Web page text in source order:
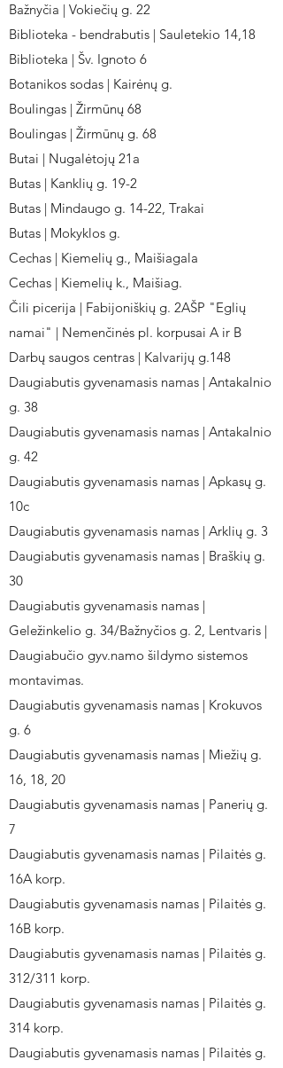
Bažnyčia | Vokiečių g. 22
Biblioteka - bendrabutis | Sauletekio 14,18
Biblioteka | Šv. Ignoto 6
Botanikos sodas | Kairėnų g.
Boulingas | Žirmūnų 68
Boulingas | Žirmūnų g. 68
Butai | Nugalėtojų 21a
Butas | Kanklių g. 19-2
Butas | Mindaugo g. 14-22, Trakai
Butas | Mokyklos g.
Cechas | Kiemelių g., Maišiagala
Cechas | Kiemelių k., Maišiag.
Čili picerija | Fabijoniškių g. 2AŠP "Eglių
namai" | Nemenčinės pl. korpusai A ir B
Darbų saugos centras | Kalvarijų g.148
Daugiabutis gyvenamasis namas | Antakalnio
g. 38
Daugiabutis gyvenamasis namas | Antakalnio
g. 42
Daugiabutis gyvenamasis namas | Apkasų g.
10c
Daugiabutis gyvenamasis namas | Arklių g. 3
Daugiabutis gyvenamasis namas | Braškių g.
30
Daugiabutis gyvenamasis namas |
Geležinkelio g. 34/Bažnyčios g. 2, Lentvaris |
Daugiabučio gyv.namo šildymo sistemos
montavimas.
Daugiabutis gyvenamasis namas | Krokuvos
g. 6
Daugiabutis gyvenamasis namas | Miežių g.
16, 18, 20
Daugiabutis gyvenamasis namas | Panerių g.
7
Daugiabutis gyvenamasis namas | Pilaitės g.
16A korp.
Daugiabutis gyvenamasis namas | Pilaitės g.
16B korp.
Daugiabutis gyvenamasis namas | Pilaitės g.
312/311 korp.
Daugiabutis gyvenamasis namas | Pilaitės g.
314 korp.
Daugiabutis gyvenamasis namas | Pilaitės g.